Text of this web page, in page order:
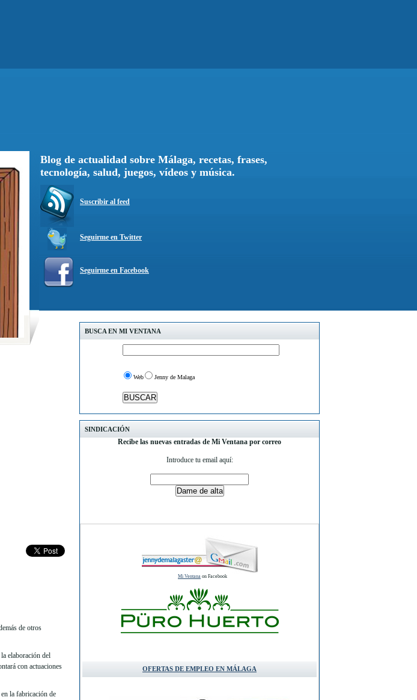
Blog de actualidad sobre Málaga, recetas, frases,
tecnología, salud, juegos, vídeos y música.
Suscribir al feed
Seguirme en Twitter
Seguirme en Facebook
de otros
elaboración del
con actuaciones
la fabricación de
BUSCA EN MI VENTANA
Web Jenny de Malaga
SINDICACIÓN
Recibe las nuevas entradas de Mi Ventana por correo
Introduce tu email aquí:
Mi Ventana on Facebook
OFERTAS DE EMPLEO EN MÁLAGA